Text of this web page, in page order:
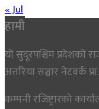
« Jul
हामी
यो सुदूरपश्चिम प्रदेशको
अत्तरिया सञ्चार नेटवर्क
कम्पनी रजिष्ट्रारको